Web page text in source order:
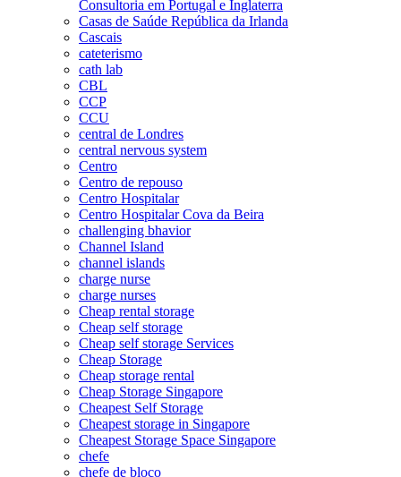
Consultoria em Portugal e Inglaterra
Casas de Saúde República da Irlanda
Cascais
cateterismo
cath lab
CBL
CCP
CCU
central de Londres
central nervous system
Centro
Centro de repouso
Centro Hospitalar
Centro Hospitalar Cova da Beira
challenging bhavior
Channel Island
channel islands
charge nurse
charge nurses
Cheap rental storage
Cheap self storage
Cheap self storage Services
Cheap Storage
Cheap storage rental
Cheap Storage Singapore
Cheapest Self Storage
Cheapest storage in Singapore
Cheapest Storage Space Singapore
chefe
chefe de bloco